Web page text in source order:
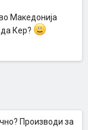
Македонија
Кер?
Производи за